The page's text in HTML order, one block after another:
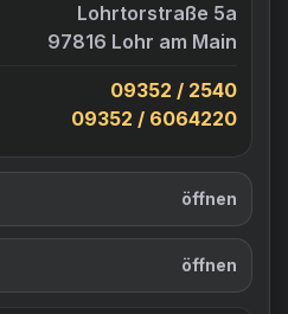
Lohrtorstraße 5a
97816 Lohr am Main
09352 / 2540
09352 / 6064220
öffnen
öffnen